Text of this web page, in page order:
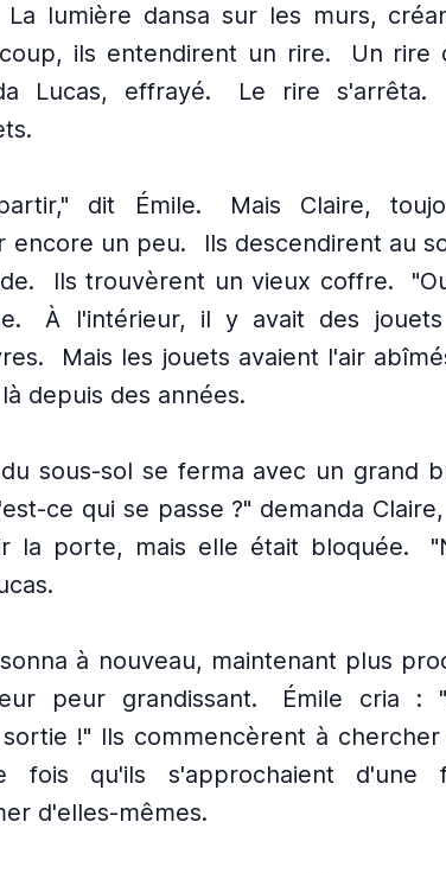
La lumière dansa sur les murs,
ils entendirent un rire. Un rire
Lucas, effrayé.
Le rire s'arrêta.
dit Émile.
Mais Claire,
encore un peu.
Ils descendirent au
Ils trouvèrent un vieux coffre.
À l'intérieur, il y avait des
Mais les jouets avaient l'air
depuis des années.
sous-sol se ferma avec un grand
ce qui se passe ?" demanda
la porte, mais elle était bloquée.
à nouveau, maintenant plus
peur grandissant.
Émile cria :
!" Ils commencèrent à
fois qu'ils s'approchaient d'une
d'elles-mêmes.